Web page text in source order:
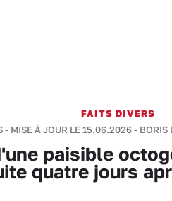
FAITS DIVERS
- MISE À JOUR LE 15.06.2026 - BORIS
paisible
quatre jours